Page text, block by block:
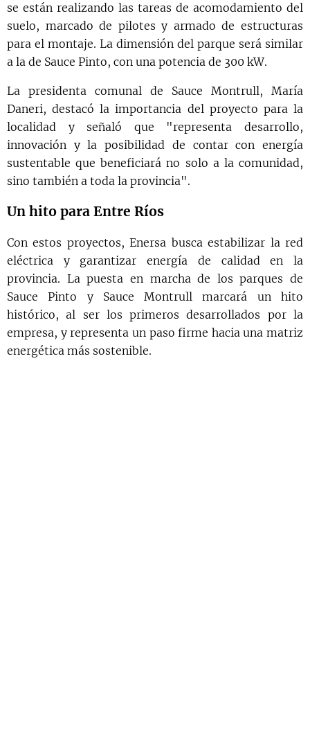
se están realizando las tareas de acomodamiento del
suelo, marcado de pilotes y armado de estructuras
para el montaje. La dimensión del parque será similar
a la de Sauce Pinto, con una potencia de 300 kW.
La presidenta comunal de Sauce Montrull, María
Daneri, destacó la importancia del proyecto para la
localidad y señaló que "representa desarrollo,
innovación y la posibilidad de contar con energía
sustentable que beneficiará no solo a la comunidad,
sino también a toda la provincia".
Un hito para Entre Ríos
Con estos proyectos, Enersa busca estabilizar la red
eléctrica y garantizar energía de calidad en la
provincia. La puesta en marcha de los parques de
Sauce Pinto y Sauce Montrull marcará un hito
histórico, al ser los primeros desarrollados por la
empresa, y representa un paso firme hacia una matriz
energética más sostenible.